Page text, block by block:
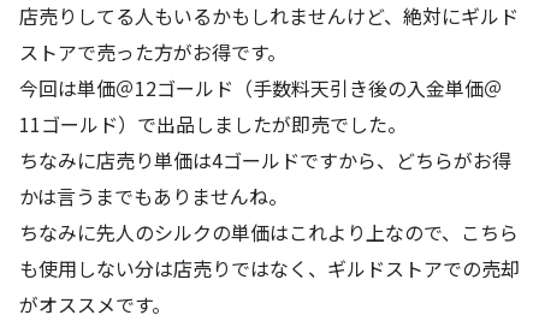
店売りしてる人もいるかもしれませんけど、絶対にギルド
ストアで売った方がお得です。
今回は単価＠12ゴールド（手数料天引き後の入金単価＠
11ゴールド）で出品しましたが即売でした。
ちなみに店売り単価は4ゴールドですから、どちらがお得
かは言うまでもありませんね。
ちなみに先人のシルクの単価はこれより上なので、こちら
も使用しない分は店売りではなく、ギルドストアでの売却
がオススメです。